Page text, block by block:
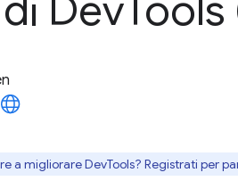
Dev
a migliorare DevTools? Registrati per